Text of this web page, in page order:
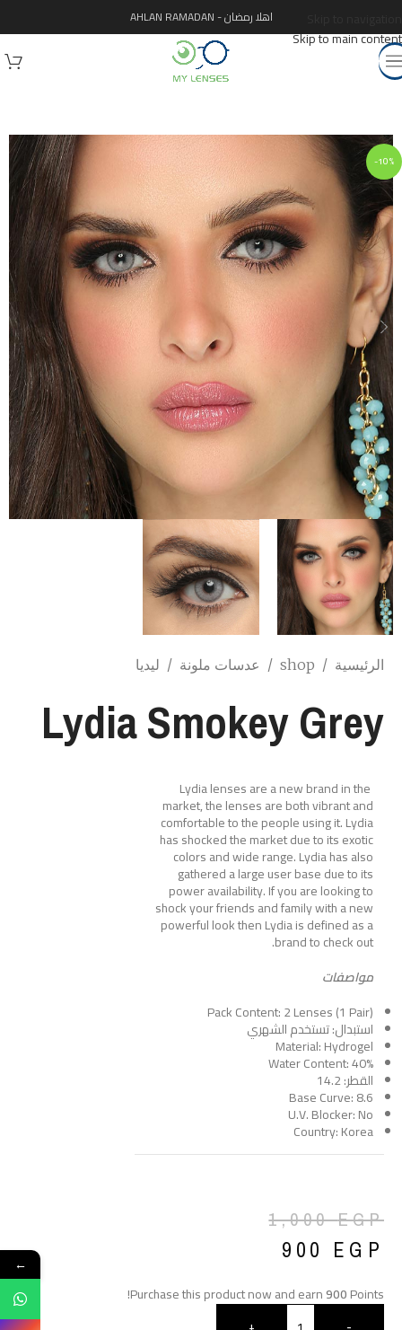
Skip to main content
اهلا رمضان - AHLAN RAMADAN
-10%
الرئيسية /
shop
/ عدسات ملونة / ليديا
Lydia Smokey Grey
Lydia lenses are a new brand in the
market, the lenses are both vibrant and
comfortable to the people using it. Lydia
has shocked the market due to its exotic
colors and wide range. Lydia has also
gathered a large user base due to its
power availability. If you are looking to
shock your friends and family with a new
powerful look then Lydia is defined as a
brand to check out.
مواصفات
Pack Content: 2 Lenses (1 Pair)
استبدال: تستخدم الشهري
Material: Hydrogel
Water Content: 40%
القطر: 14.2
Base Curve: 8.6
U.V. Blocker: No
Country: Korea
1,000EGP
900 EGP
Purchase this product now and earn900Points!
←